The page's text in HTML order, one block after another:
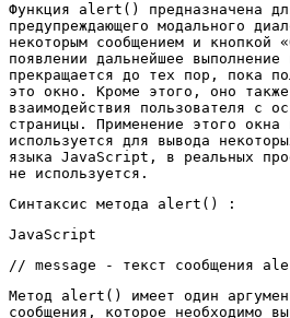
Функция alert() предназначена
предупреждающего модального
некоторым сообщением и кнопкой
появлении дальнейшее выполнение
прекращается до тех пор, пока
это окно. Кроме этого, оно также
взаимодействия пользователя с
страницы. Применение этого окна
используется для вывода
языка JavaScript, в реальных
не используется.
Синтаксис метода alert() :
JavaScript
// message - текст сообщения
Метод alert() имеет один
сообщения, которое необходимо